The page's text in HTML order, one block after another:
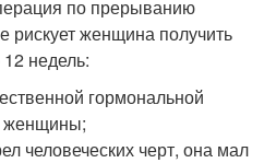
по прерыванию
рискует женщина получить
недель:
гормональной
женщины;
человеческих черт, она мал